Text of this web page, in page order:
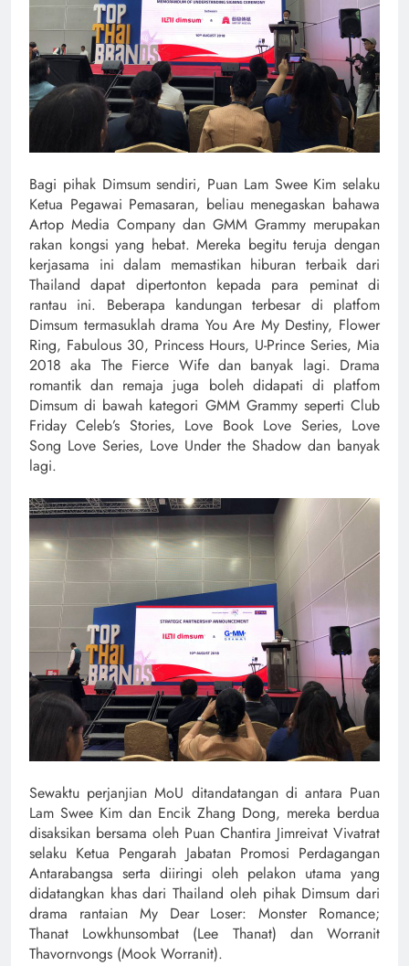
Bagi pihak Dimsum sendiri, Puan Lam Swee Kim selaku
Ketua Pegawai Pemasaran, beliau menegaskan bahawa
Artop Media Company dan GMM Grammy merupakan
rakan kongsi yang hebat. Mereka begitu teruja dengan
kerjasama ini dalam memastikan hiburan terbaik dari
Thailand dapat dipertonton kepada para peminat di
rantau ini. Beberapa kandungan terbesar di platfom
Dimsum termasuklah drama You Are My Destiny, Flower
Ring, Fabulous 30, Princess Hours, U-Prince Series, Mia
2018 aka The Fierce Wife dan banyak lagi. Drama
romantik dan remaja juga boleh didapati di platfom
Dimsum di bawah kategori GMM Grammy seperti Club
Friday Celeb’s Stories, Love Book Love Series, Love
Song Love Series, Love Under the Shadow dan banyak
lagi.
Sewaktu perjanjian MoU ditandatangan di antara Puan
Lam Swee Kim dan Encik Zhang Dong, mereka berdua
disaksikan bersama oleh Puan Chantira Jimreivat Vivatrat
selaku Ketua Pengarah Jabatan Promosi Perdagangan
Antarabangsa serta diiringi oleh pelakon utama yang
didatangkan khas dari Thailand oleh pihak Dimsum dari
drama rantaian My Dear Loser: Monster Romance;
Thanat Lowkhunsombat (Lee Thanat) dan Worranit
Thavornvongs (Mook Worranit).